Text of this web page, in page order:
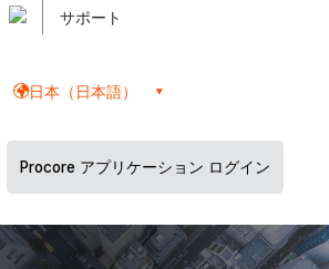
サポート
日本（日本語）
Procore アプリケーション ログイン